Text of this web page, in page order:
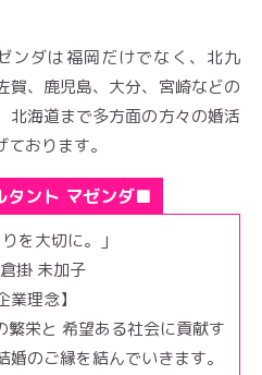
ンダは福岡だけでなく、北九
賀、鹿児島、大分、宮崎などの
北海道まで多方面の方々の婚活
おります。
タント マゼンダ■
を大切に。」
掛 未加子
理念】
繁栄と 希望ある社会に貢献す
のご縁を結んでいきます。